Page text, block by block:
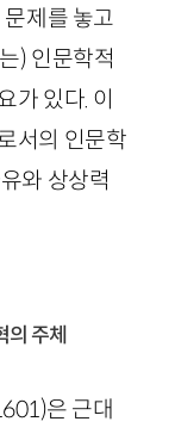
제를 놓고
) 인문학적
가 있다. 이
서의 인문학
와 상상력
의 주체
)은 근대